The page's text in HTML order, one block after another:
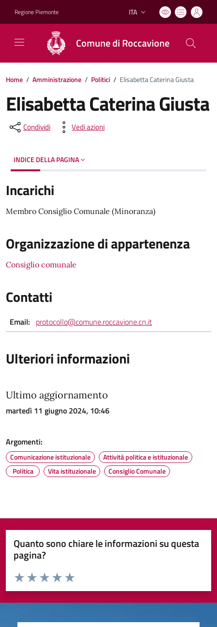
Regione Piemonte Lingua attiva:
ITA
Comune di Roccavione
Home / Amministrazione / Politici / Elisabetta Caterina Giusta
Elisabetta Caterina Giusta
Condividi Vedi azioni
INDICE DELLA PAGINA
Incarichi
Membro Consiglio Comunale (Minoranza)
Organizzazione di appartenenza
Consiglio comunale
Contatti
Email: protocollo@comune.roccavione.cn.it
Ulteriori informazioni
Ultimo aggiornamento
martedì 11 giugno 2024, 10:46
Argomenti:
Comunicazione istituzionale
Attività politica e istituzionale
Politica
Vita istituzionale Consiglio Comunale
Quanto sono chiare le informazioni su questa
pagina?
Valuta da 1 a 5 stelle la pagina
Valuta 5 stelle su 5
Valuta 4 stelle su 5
Valuta 3 stelle su 5
Valuta 2 stelle su 5
Valuta 1 stelle su 5